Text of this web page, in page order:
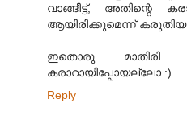
വാങ്ങീട്ട്, അതിന്റെ
ആയിരിക്കുമെന്ന്
ഇതൊരു മാതിരി
കരാറായിപ്പോയല്ലോ :)
Reply